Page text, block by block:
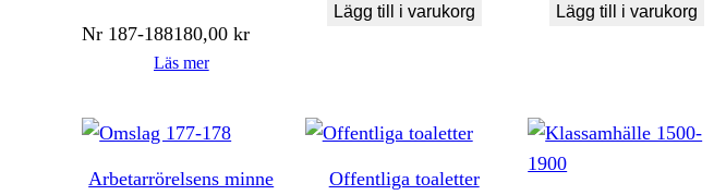
Nr 187-188180,00kr
Läs mer
Lägg till i varukorg Lägg till i varukorg
Arbetarrörelsens minne Offentliga toaletter